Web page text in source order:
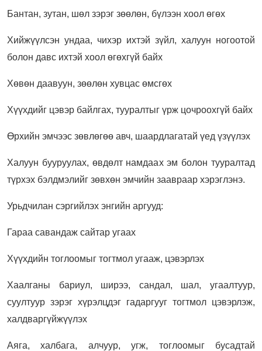
Бантан, зутан, шөл зэрэг зөөлөн, бүлээн хоол өгөх
Хийжүүлсэн ундаа, чихэр ихтэй зүйл, халуун ногоотой
болон давс ихтэй хоол өгөхгүй байх
Хөвөн даавуун, зөөлөн хувцас өмсгөх
Хүүхдийг цэвэр байлгах, тууралтыг үрж цочроохгүй байх
Өрхийн эмчээс зөвлөгөө авч, шаардлагатай үед үзүүлэх
Халуун бууруулах, өвдөлт намдаах эм болон тууралтад
түрхэх бэлдмэлийг зөвхөн эмчийн заавраар хэрэглэнэ.
Урьдчилан сэргийлэх энгийн аргууд:
Гараа савандаж сайтар угаах
Хүүхдийн тоглоомыг тогтмол угааж, цэвэрлэх
Хаалганы бариул, ширээ, сандал, шал, угаалтуур,
суултуур зэрэг хүрэлцдэг гадаргууг тогтмол цэвэрлэж,
халдваргүйжүүлэх
Аяга, халбага, алчуур, угж, тоглоомыг бусадтай